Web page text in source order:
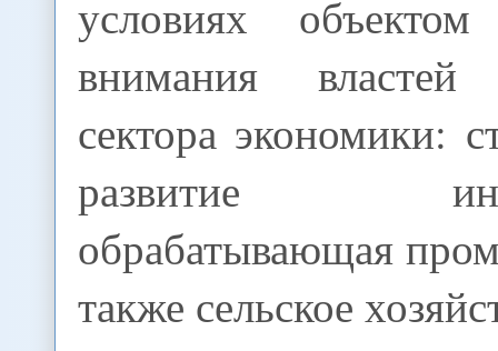
условиях объектом
внимания
сектора экономики:
развитие
обрабатывающая
также сельское